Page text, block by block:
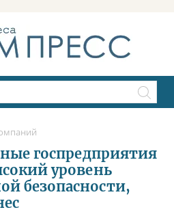
госпредприятия
уровень
безопасности,